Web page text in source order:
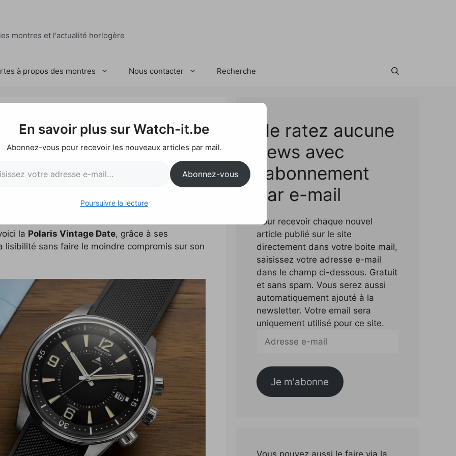
montres et l'actualité horlogère
à propos des montres Nous contacter Recherche
Polaris Vintage
la Polaris Vintage Date, grâce à ses
sans faire le moindre compromis sur son
Ne ratez aucune
news avec
l'abonnement
par e-mail
Pour recevoir chaque nouvel
article publié sur le site
directement dans votre boite mail,
saisissez votre adresse e-mail
dans le champ ci-dessous. Gratuit
et sans spam. Vous serez aussi
automatiquement ajouté à la
newsletter. Votre email sera
uniquement utilisé pour ce site.
e-
Je m'abonne
Vous pouvez aussi le faire via la
En savoir plus sur Watch-it.be
Abonnez-vous pour recevoir les nouveaux articles par mail.
Abonnez-vous
Poursuivre la lecture